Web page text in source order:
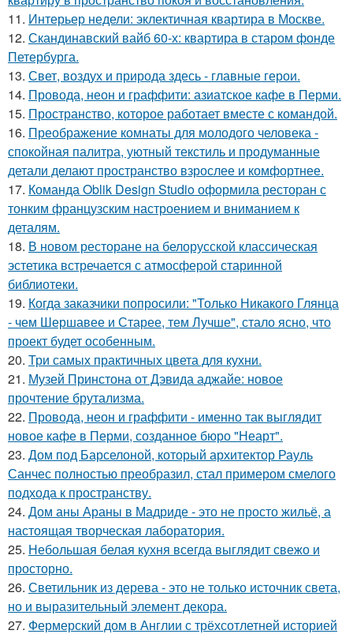
11. Интерьер недели: эклектичная квартира в Москве.
12. Скандинавский вайб 60-х: квартира в старом фонде
Петербурга.
13. Свет, воздух и природа здесь - главные герои.
14. Провода, неон и граффити: азиатское кафе в Перми.
15. Пространство, которое работает вместе с командой.
16. Преображение комнаты для молодого человека -
спокойная палитра, уютный текстиль и продуманные
детали делают пространство взрослее и комфортнее.
17. Команда Oblik Design Studio оформила ресторан с
тонким французским настроением и вниманием к
деталям.
18. В новом ресторане на белорусской классическая
эстетика встречается с атмосферой старинной
библиотеки.
19. Когда заказчики попросили: "Только Никакого Глянца
- чем Шершавее и Старее, тем Лучше", стало ясно, что
проект будет особенным.
20. Три самых практичных цвета для кухни.
21. Музей Принстона от Дэвида аджайе: новое
прочтение брутализма.
22. Провода, неон и граффити - именно так выглядит
новое кафе в Перми, созданное бюро "Неарт".
23. Дом под Барселоной, который архитектор Рауль
Санчес полностью преобразил, стал примером смелого
подхода к пространству.
24. Дом аны Араны в Мадриде - это не просто жильё, а
настоящая творческая лаборатория.
25. Небольшая белая кухня всегда выглядит свежо и
просторно.
26. Светильник из дерева - это не только источник света,
но и выразительный элемент декора.
27. Фермерский дом в Англии с трёхсотлетней историей